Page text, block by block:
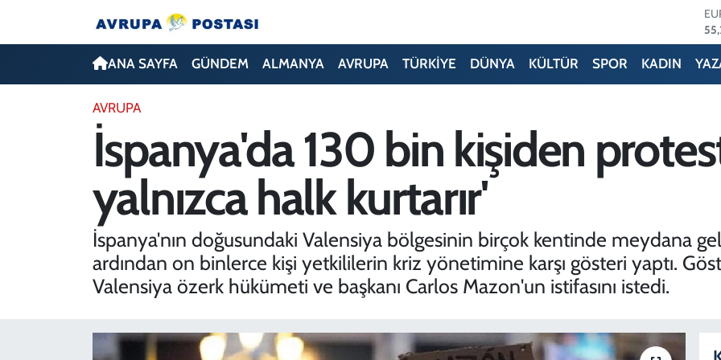
ANA SAYFA GÜNDEM ALMANYA AVRUPA TÜRKİYE DÜNYA KÜLTÜR SPOR KADIN
AVRUPA
İspanya'da 130 bin kişiden
yalnızca halk kurtarır'
İspanya'nın doğusundaki Valensiya bölgesinin birçok kentinde meydana
ardından on binlerce kişi yetkililerin kriz yönetimine karşı gösteri yaptı.
Valensiya özerk hükümeti ve başkanı Carlos Mazon'un istifasını istedi.
ANA SAYFA
GÜNDEM
ALMANYA
TÜRKİYE
Nöbetçi Eczaneler
Hava Durumu
İstanbul Namaz Vakitleri
Avrupa Ligi Puan Durumu ve Fikstür
Tüm Manşetler
Haber Arşivi